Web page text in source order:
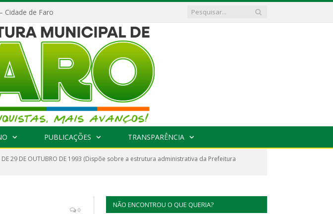
Cidade de Faro
PUBLICAÇÕES TRANSPARÊNCIA
DE 29 DE OUTUBRO DE 1993 (Dispõe sobre a estrutura administrativa da Prefeitura
0
NÃO ENCONTROU O QUE QUERIA?